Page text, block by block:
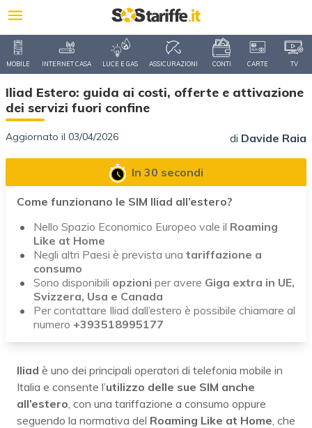
MOBILE INTERNET CASA LUCE E GAS ASSICURAZIONI CONTI CARTE TV
Iliad Estero: guida ai costi, offerte e attivazione
dei servizi fuori confine
Aggiornato il 03/04/2026 di Davide Raia
In 30 secondi
Come funzionano le SIM Iliad all’estero?
Nello Spazio Economico Europeo vale il Roaming
Like at Home
Negli altri Paesi è prevista una tariffazione a
consumo
Sono disponibili opzioni per avere Giga extra in UE,
Svizzera, Usa e Canada
Per contattare Iliad dall’estero è possibile chiamare al
numero +393518995177
Iliad è uno dei principali operatori di telefonia mobile in
Italia e consente l’utilizzo delle sue SIM anche
all’estero, con una tariffazione a consumo oppure
seguendo la normativa del Roaming Like at Home, che